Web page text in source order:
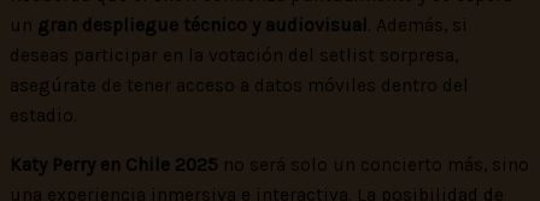
un gran despliegue técnico y audiovisual . Además, si
deseas participar en la votación del setlist sorpresa,
asegúrate de tener acceso a datos móviles dentro del
estadio.
Katy Perry en Chile 2025 no será solo un concierto más, sino
una experiencia inmersiva e interactiva. La posibilidad de